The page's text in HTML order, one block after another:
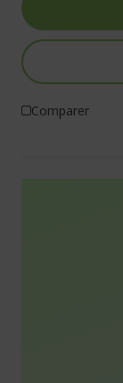
Comparer